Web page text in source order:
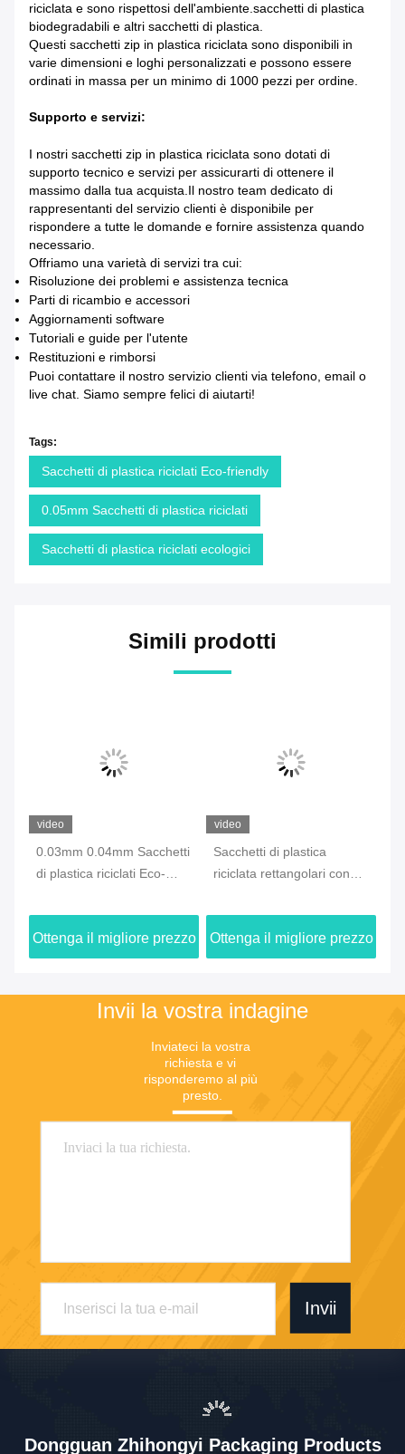
riciclata e sono rispettosi dell'ambiente.sacchetti di plastica
biodegradabili e altri sacchetti di plastica.
Questi sacchetti zip in plastica riciclata sono disponibili in
varie dimensioni e loghi personalizzati e possono essere
ordinati in massa per un minimo di 1000 pezzi per ordine.
Supporto e servizi:
I nostri sacchetti zip in plastica riciclata sono dotati di
supporto tecnico e servizi per assicurarti di ottenere il
massimo dalla tua acquista.Il nostro team dedicato di
rappresentanti del servizio clienti è disponibile per
rispondere a tutte le domande e fornire assistenza quando
necessario.
Offriamo una varietà di servizi tra cui:
Risoluzione dei problemi e assistenza tecnica
Parti di ricambio e accessori
Aggiornamenti software
Tutoriali e guide per l'utente
Restituzioni e rimborsi
Puoi contattare il nostro servizio clienti via telefono, email o
live chat. Siamo sempre felici di aiutarti!
Tags:
Sacchetti di plastica riciclati Eco-friendly
0.05mm Sacchetti di plastica riciclati
Sacchetti di plastica riciclati ecologici
Simili prodotti
video
0.03mm 0.04mm Sacchetti
di plastica riciclati Eco-
Ottenga il migliore prezzo
video
Sacchetti di plastica
riciclata rettangolari con
Ottenga il migliore prezzo
Invii la vostra indagine
Inviateci la vostra
richiesta e vi
risponderemo al più
presto.
Invii
Dongguan Zhihongyi Packaging Products